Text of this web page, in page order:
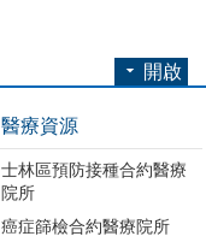
開啟
醫療資源
士林區預防接種合約醫療
院所
癌症篩檢合約醫療院所